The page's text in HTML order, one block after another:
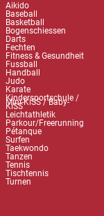
Aikido
Baseball
Basketball
Bogenschiessen
Darts
Fechten
Fitness & Gesundheit
Fussball
Handball
Judo
Karate
Kindersportschule /
Mini-KiSS / Baby-
KiSS
Leichtathletik
Parkour/Freerunning
Pétanque
Surfen
Taekwondo
Tanzen
Tennis
Tischtennis
Turnen